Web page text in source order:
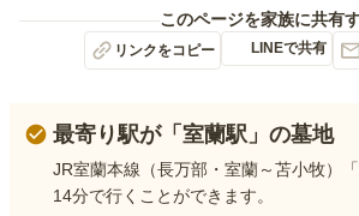
このページを家族に共有
リンクをコピー LINEで共有
最寄り駅が「室蘭駅」の墓地
JR室蘭本線（長万部・室蘭～苫小牧）
14分で行くことができます。